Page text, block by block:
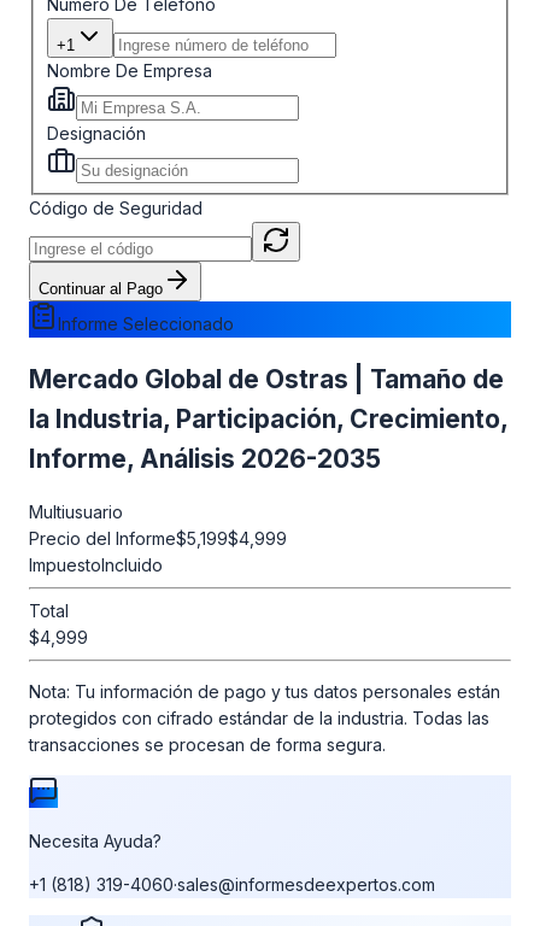
+1
Nombre De Empresa
Designación
Código de Seguridad
Continuar al Pago
Informe Seleccionado
Mercado Global de Ostras | Tamaño de
la Industria, Participación, Crecimiento,
Informe, Análisis 2026-2035
Multiusuario
Precio del Informe$5,199$4,999
ImpuestoIncluido
Total
$4,999
Nota: Tu información de pago y tus datos personales están
protegidos con cifrado estándar de la industria. Todas las
transacciones se procesan de forma segura.
Necesita Ayuda?
+1 (818) 319-4060·sales@informesdeexpertos.com